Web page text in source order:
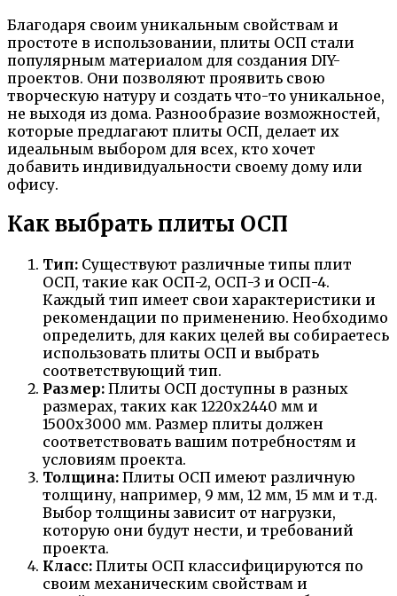
Благодаря своим уникальным свойствам и
простоте в использовании, плиты ОСП стали
популярным материалом для создания DIY-
проектов. Они позволяют проявить свою
творческую натуру и создать что-то уникальное,
не выходя из дома. Разнообразие возможностей,
которые предлагают плиты ОСП, делает их
идеальным выбором для всех, кто хочет
добавить индивидуальности своему дому или
офису.
Как выбрать плиты ОСП
Тип: Существуют различные типы плит
ОСП, такие как ОСП-2, ОСП-3 и ОСП-4.
Каждый тип имеет свои характеристики и
рекомендации по применению. Необходимо
определить, для каких целей вы собираетесь
использовать плиты ОСП и выбрать
соответствующий тип.
Размер: Плиты ОСП доступны в разных
размерах, таких как 1220х2440 мм и
1500х3000 мм. Размер плиты должен
соответствовать вашим потребностям и
условиям проекта.
Толщина: Плиты ОСП имеют различную
толщину, например, 9 мм, 12 мм, 15 мм и т.д.
Выбор толщины зависит от нагрузки,
которую они будут нести, и требований
проекта.
Класс: Плиты ОСП классифицируются по
своим механическим свойствам и